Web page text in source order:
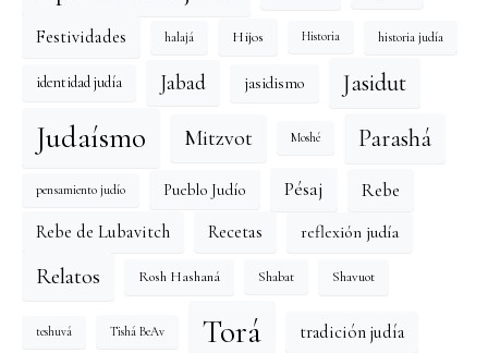
Festividades halajá Hijos Historia historia judía
identidad judía Jabad jasidismo Jasidut
Judaísmo Mitzvot Moshé Parashá
pensamiento judío Pueblo Judío Pésaj Rebe
Rebe de Lubavitch Recetas reflexión judía
Relatos Rosh Hashaná Shabat Shavuot
teshuvá Tishá BeAv Torá tradición judía